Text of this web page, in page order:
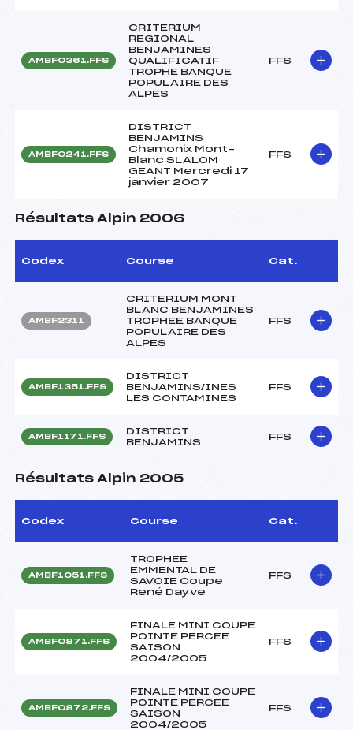
AMBF0361.FFS
CRITERIUM
REGIONAL
BENJAMINES
QUALIFICATIF
TROPHE BANQUE
POPULAIRE DES
ALPES
FFS
AMBF0241.FFS
DISTRICT
BENJAMINS
Chamonix Mont-
Blanc SLALOM
GEANT Mercredi 17
janvier 2007
FFS
Résultats Alpin 2006
Codex Course Cat.
AMBF2311
CRITERIUM MONT
BLANC BENJAMINES
TROPHEE BANQUE
POPULAIRE DES
ALPES
FFS
AMBF1351.FFS
DISTRICT
BENJAMINS/INES
LES CONTAMINES
FFS
AMBF1171.FFS
DISTRICT
BENJAMINS
FFS
Résultats Alpin 2005
Codex Course Cat.
AMBF1051.FFS
TROPHEE
EMMENTAL DE
SAVOIE Coupe
René Dayve
FFS
AMBF0871.FFS
FINALE MINI COUPE
POINTE PERCEE
SAISON
2004/2005
FFS
AMBF0872.FFS
FINALE MINI COUPE
POINTE PERCEE
SAISON
2004/2005
FFS